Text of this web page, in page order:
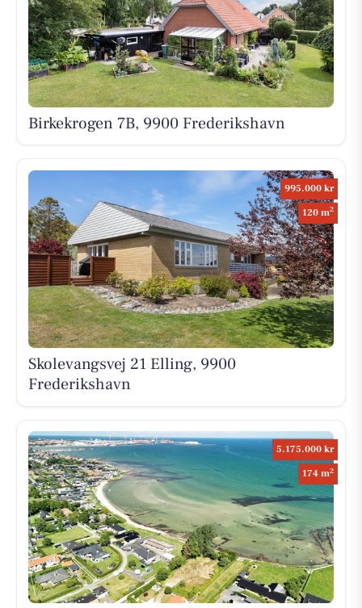
Birkekrogen 7B, 9900 Frederikshavn
995.000 kr
120 m2
Skolevangsvej 21 Elling, 9900
Frederikshavn
5.175.000 kr
174 m2